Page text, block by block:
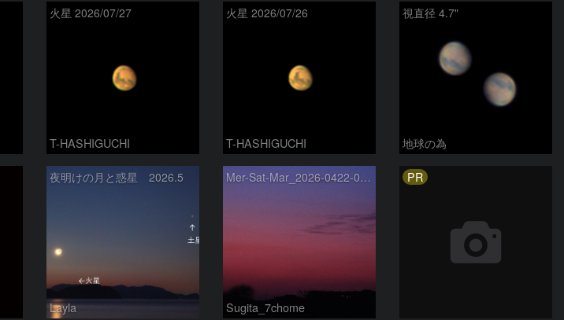
火星 2026/07/27
T-HASHIGUCHI
火星 2026/07/26
T-HASHIGUCHI
視直径 4.7"
地球の為
夜明けの月と惑星 2026.5
Layla
Mer-Sat-Mar_2026-0422-0430
Sugita_7chome
PR